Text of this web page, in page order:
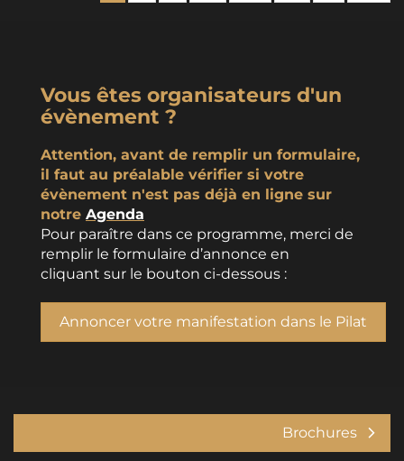
Vous êtes organisateurs d'un
évènement ?
Attention, avant de remplir un formulaire,
il faut au préalable vérifier si votre
évènement n'est pas déjà en ligne sur
notre Agenda
Pour paraître dans ce programme, merci de
remplir le formulaire d’annonce en
cliquant sur le bouton ci-dessous :
Annoncer votre manifestation dans le Pilat
Brochures